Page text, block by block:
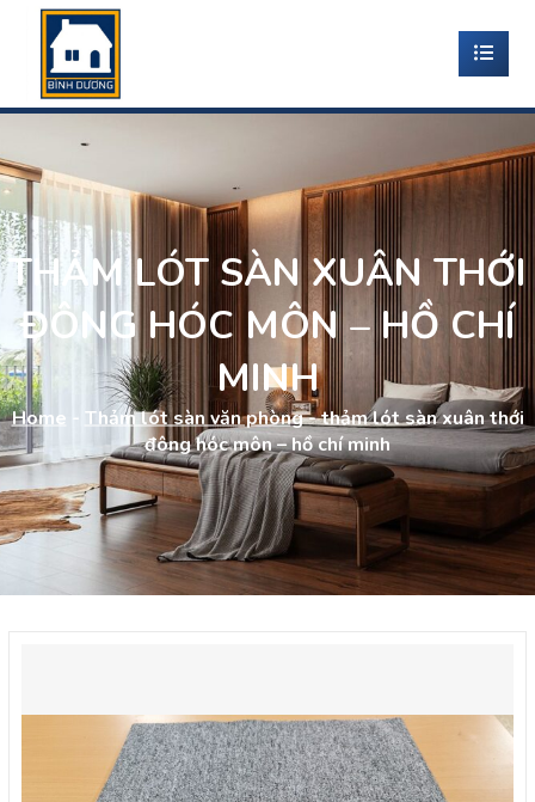
THẢM LÓT SÀN XUÂN THỚI
ĐÔNG HÓC MÔN – HỒ CHÍ
MINH
Home - Thảm lót sàn văn phòng-thảm lót sàn xuân thới
đông hóc môn – hồ chí minh